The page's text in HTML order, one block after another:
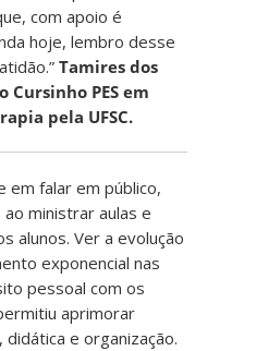
com apoio é
hoje, lembro desse
Tamires dos
Cursinho PES em
pela UFSC.
em falar em público,
ministrar aulas e
alunos. Ver a evolução
exponencial nas
pessoal com os
aprimorar
didática e organização.